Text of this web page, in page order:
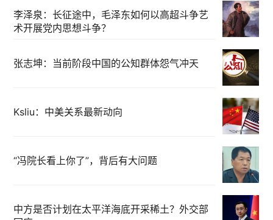
李泽泉：长征途中，毛泽东如何以高超斗争艺
术开展党内思想斗争？
张志坤：当前阶段中国的公知群体怨气冲天
Ksliu：中美关系最新动向
“冯院长看上你了”，背后有大问题
中方是否计划在太平洋海底开采稀土？外交部